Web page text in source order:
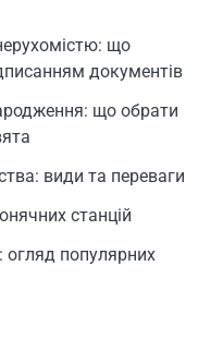
що
документів
що обрати
види та переваги
станцій
огляд популярних